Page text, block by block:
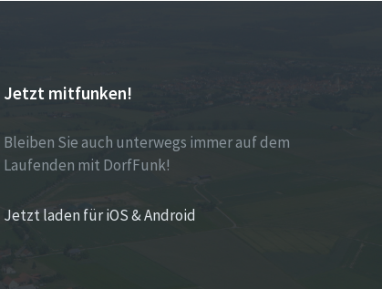
Jetzt mitfunken!
Bleiben Sie auch unterwegs immer auf dem
Laufenden mit DorfFunk!
Jetzt laden für iOS & Android